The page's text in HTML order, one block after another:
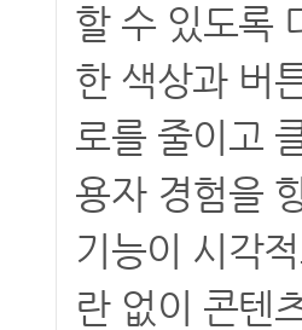
할 수 있도록
한 색상과 버
로를 줄이고
용자 경험을
기능이 시각
란 없이 콘텐